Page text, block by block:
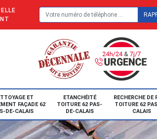
ET
FAÇADE 62
DE-CALAIS
ETANCHÉITÉ
TOITURE 62 PAS-
DE-CALAIS
RECHERCHE DE
TOITURE 62
CALAIS